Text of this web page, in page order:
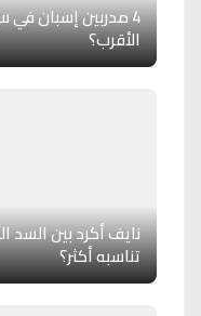
4 مدربين إسبان في
الأقرب؟
نايف أكرد بين
تناسبه أكثر؟